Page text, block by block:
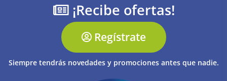
¡Recibe ofertas!
Regístrate
Siempre tendrás novedades y promociones antes que nadie.